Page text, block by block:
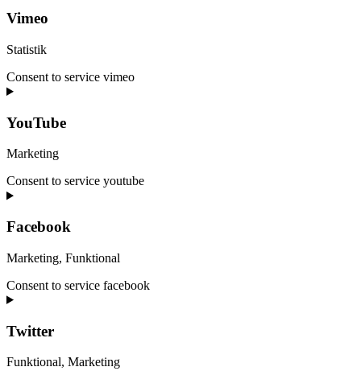
Vimeo
Statistik
Consent to service vimeo
YouTube
Marketing
Consent to service youtube
Facebook
Marketing, Funktional
Consent to service facebook
Twitter
Funktional, Marketing